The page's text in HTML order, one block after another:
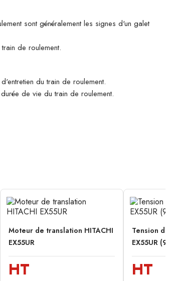
sont généralement les signes d'un galet
de roulement.
du train de roulement.
de vie du train de roulement.
Moteur de translation HITACHI
EX55UR
HT
Tension de
EX55UR
HT